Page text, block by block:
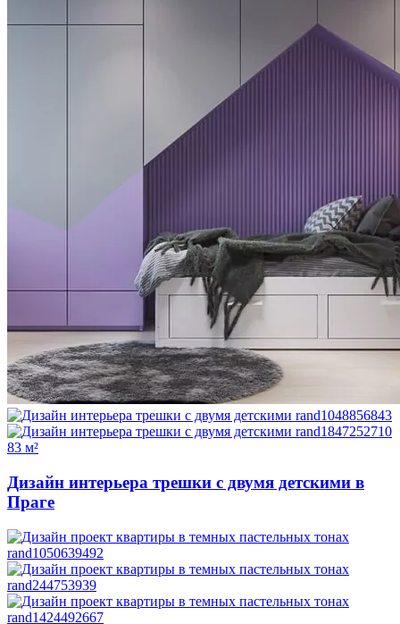
83 м²
Дизайн интерьера трешки с двумя детскими в
Праге